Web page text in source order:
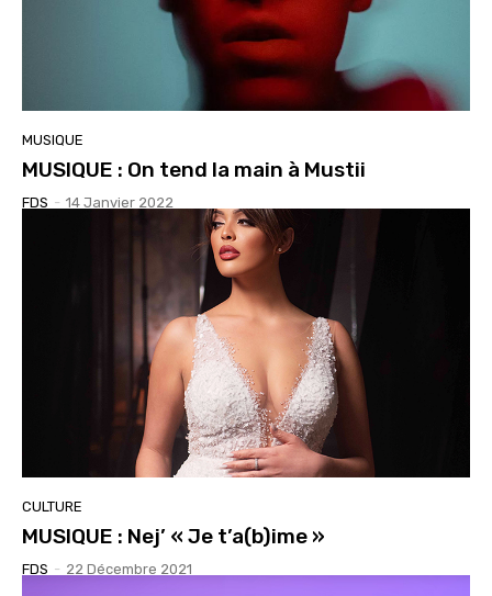
MUSIQUE
MUSIQUE : On tend la main à Mustii
FDS - 14 Janvier 2022
CULTURE
MUSIQUE : Nej’ « Je t’a(b)ime »
FDS - 22 Décembre 2021